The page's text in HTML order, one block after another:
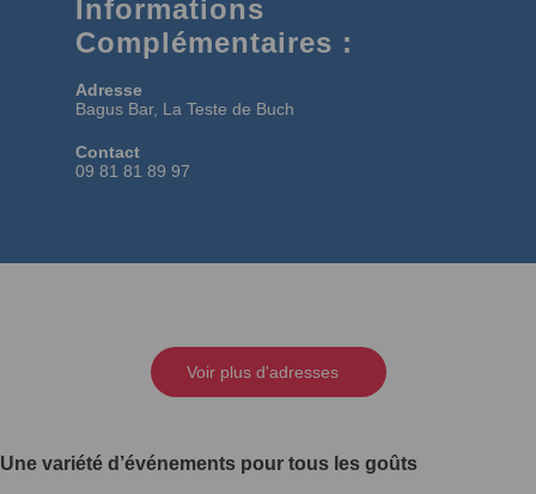
Informations
Complémentaires :
Adresse
Bagus Bar, La Teste de Buch
Contact
09 81 81 89 97
Voir plus d'adresses
Une variété d’événements pour tous les goûts